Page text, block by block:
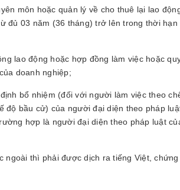
môn hoặc quản lý về cho thuê lại lao
đủ 03 năm (36 tháng) trở lên trong thời
lao động hoặc hợp đồng làm việc hoặc
doanh nghiệp;
bổ nhiệm (đối với người làm việc theo
độ bầu cử) của người đại diện theo pháp
hợp là người đại diện theo pháp luật
ngoài thì phải được dịch ra tiếng Việt,